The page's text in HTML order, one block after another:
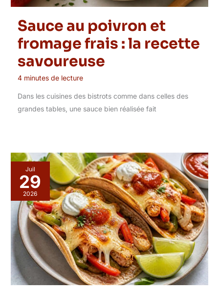
Sauce au poivron et
fromage frais : la recette
savoureuse
4 minutes de lecture
Dans les cuisines des bistrots comme dans celles des
grandes tables, une sauce bien réalisée fait
Juil
29
2026